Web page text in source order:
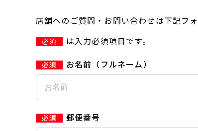
店舗へのご質問・お問い合わせは下記フ
必須
は入力必須項目です。
お名前（フルネーム）
郵便番号